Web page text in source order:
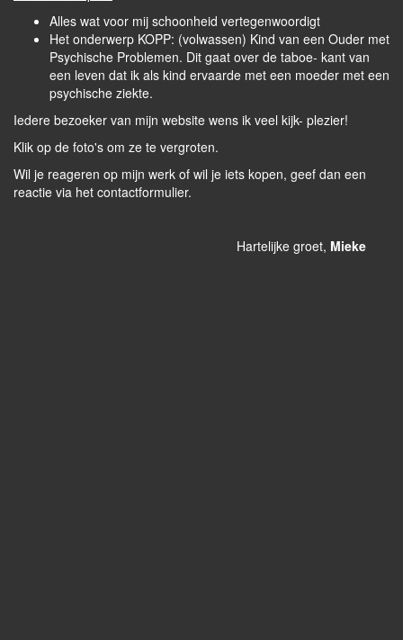
Alles wat voor mij schoonheid vertegenwoordigt
Het onderwerp KOPP: (volwassen) Kind van een Ouder met
Psychische Problemen. Dit gaat over de taboe- kant van
een leven dat ik als kind ervaarde met een moeder met een
psychische ziekte.
Iedere bezoeker van mijn website wens ik veel kijk- plezier!
Klik op de foto's om ze te vergroten.
Wil je reageren op mijn werk of wil je iets kopen, geef dan een
reactie via het contactformulier.
Hartelijke groet, Mieke